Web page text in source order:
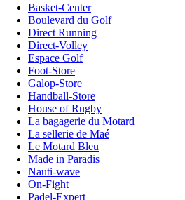
Basket-Center
Boulevard du Golf
Direct Running
Direct-Volley
Espace Golf
Foot-Store
Galop-Store
Handball-Store
House of Rugby
La bagagerie du Motard
La sellerie de Maé
Le Motard Bleu
Made in Paradis
Nauti-wave
On-Fight
Padel-Expert